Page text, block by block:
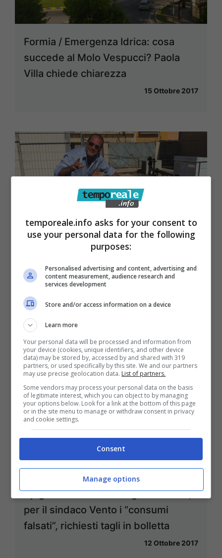
Formia / Emergenza Idrica: cosa
succede al Molo Vespucci? Paola
Villa chiede chiarezza
15 Ottobre 2017
Gaeta / Emergenza idrica, Mitrano
4 ed i sindaci del Golfo
Spigno Saturnia / Emergenza idrica,
per il sindaco Vento i “consumi
falsati”, richiesti tagli in bolletta
12 Ottobre 2017
temporeale.info asks for your consent to
use your personal data for the following
purposes:
Personalised advertising and content, advertising and
content measurement, audience research and
services development
Store and/or access information on a device
Learn more
Your personal data will be processed and information from
your device (cookies, unique identifiers, and other device
data) may be stored by, accessed by and shared with 319
partners, or used specifically by this site. We and our partners
may use precise geolocation data. List of partners.
Some vendors may process your personal data on the basis
of legitimate interest, which you can object to by managing
your options below. Look for a link at the bottom of this page
or in the site menu to manage or withdraw consent in privacy
and cookie settings.
Consent
Manage options